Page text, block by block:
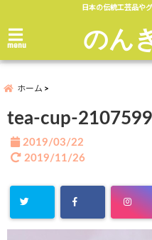
日本の伝統工芸品や
menu のん
ホーム
tea-cup-
2019/03/22
2019/11/26